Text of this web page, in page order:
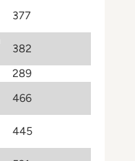
377
382
289
466
445